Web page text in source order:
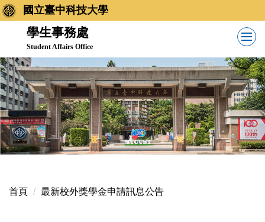
跳
到
內
容
區
國立臺中科技大學
學生事務處
Student Affairs Office
首頁 最新校外獎學金申請訊息公告